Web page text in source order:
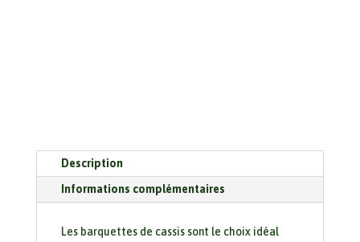
Description
Informations complémentaires
Les barquettes de cassis sont le choix idéal